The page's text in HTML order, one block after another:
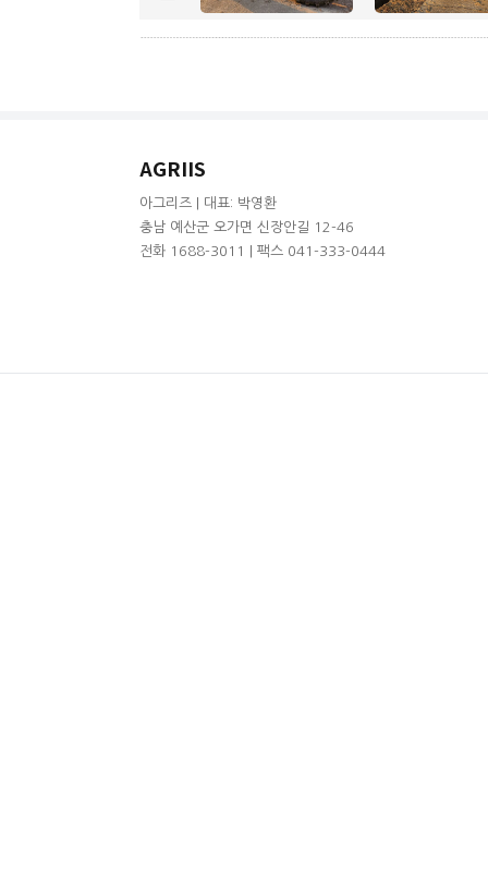
AGRIIS
아그리즈 | 대표: 박영환
충남 예산군 오가면 신장안길 12-46
전화 1688-3011 | 팩스 041-333-0444